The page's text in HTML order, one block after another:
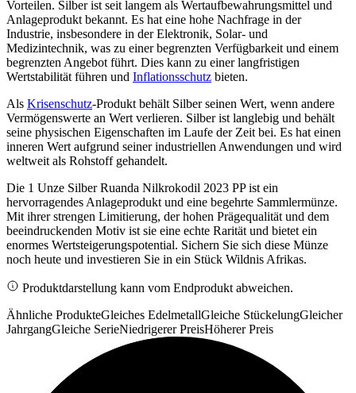
Vorteilen. Silber ist seit langem als Wertaufbewahrungsmittel und
Anlageprodukt bekannt. Es hat eine hohe Nachfrage in der
Industrie, insbesondere in der Elektronik, Solar- und
Medizintechnik, was zu einer begrenzten Verfügbarkeit und einem
begrenzten Angebot führt. Dies kann zu einer langfristigen
Wertstabilität führen und Inflationsschutz bieten.
Als Krisenschutz-Produkt behält Silber seinen Wert, wenn andere
Vermögenswerte an Wert verlieren. Silber ist langlebig und behält
seine physischen Eigenschaften im Laufe der Zeit bei. Es hat einen
inneren Wert aufgrund seiner industriellen Anwendungen und wird
weltweit als Rohstoff gehandelt.
Die 1 Unze Silber Ruanda Nilkrokodil 2023 PP ist ein
hervorragendes Anlageprodukt und eine begehrte Sammlermünze.
Mit ihrer strengen Limitierung, der hohen Prägequalität und dem
beeindruckenden Motiv ist sie eine echte Rarität und bietet ein
enormes Wertsteigerungspotential. Sichern Sie sich diese Münze
noch heute und investieren Sie in ein Stück Wildnis Afrikas.
Produktdarstellung kann vom Endprodukt abweichen.
Ähnliche ProdukteGleiches EdelmetallGleiche StückelungGleicher
JahrgangGleiche SerieNiedrigerer PreisHöherer Preis